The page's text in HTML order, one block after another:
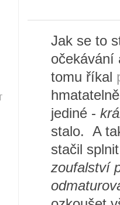
Jak se to
očekávání
tomu říkal
jediné -
stalo. A
stačil
zoufalství